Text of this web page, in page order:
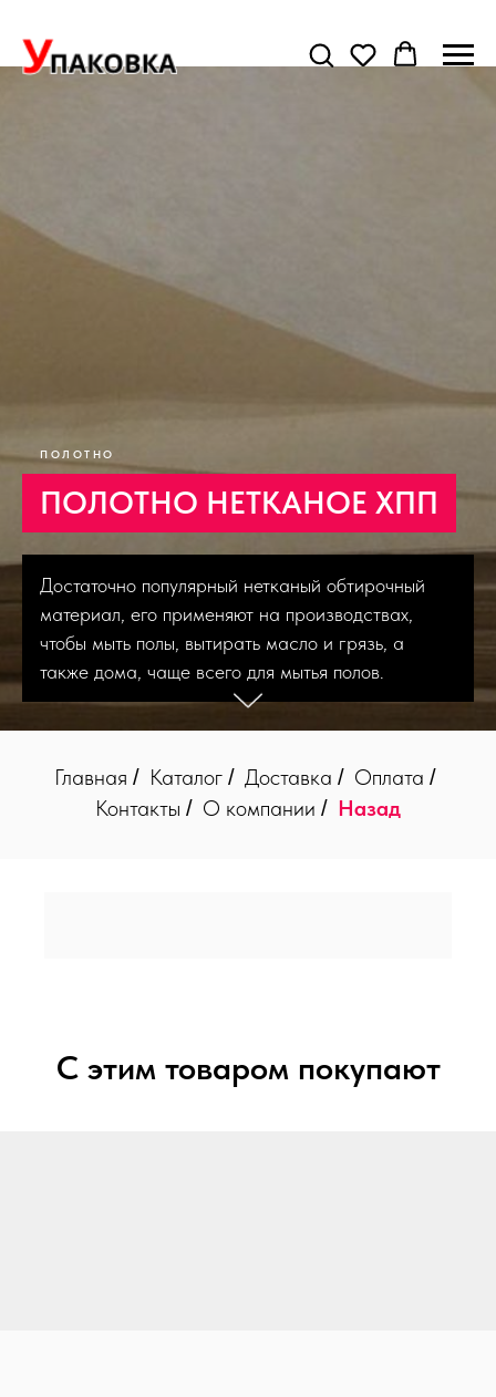
ПОЛОТНО
ПОЛОТНО НЕТКАНОЕ ХПП
Достаточно популярный нетканый обтирочный
материал, его применяют на производствах,
чтобы мыть полы, вытирать масло и грязь, а
также дома, чаще всего для мытья полов.
Главная / Каталог / Доставка / Оплата /
Контакты / О компании / Назад
С этим товаром покупают